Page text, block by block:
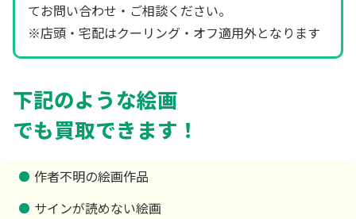
てお問い合わせ・ご相談ください。
※店頭・宅配はクーリング・オフ適用外となります
下記のような絵画
でも買取できます！
作者不明の絵画作品
サインが読めない絵画